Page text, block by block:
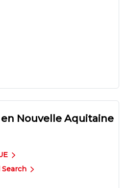
Nouvelle Aquitaine